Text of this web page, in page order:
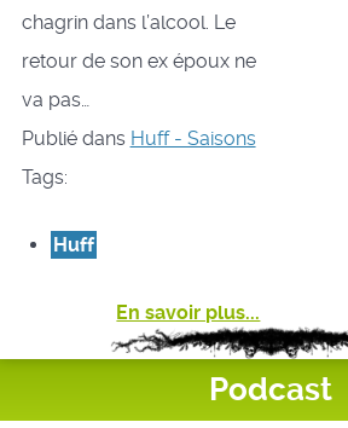
chagrin dans l’alcool. Le
retour de son ex époux ne
va pas…
Publié dans Huff - Saisons
Tags:
Huff
En savoir plus...
Podcast